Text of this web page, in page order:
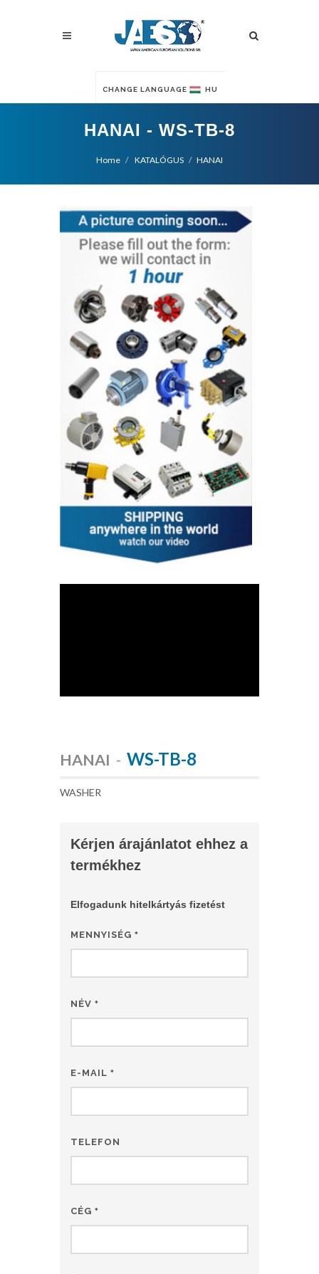
CHANGE LANGUAGE HU
HANAI - WS-TB-8
Home KATALÓGUS HANAI
HANAI - WS-TB-8
WASHER
Kérjen árajánlatot ehhez a
termékhez
Elfogadunk hitelkártyás fizetést
MENNYISÉG *
NÉV *
E-MAIL *
TELEFON
CÉG *